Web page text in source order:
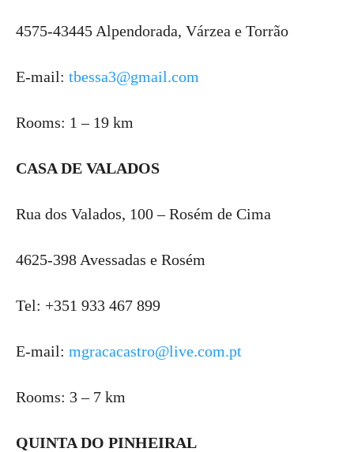
4575-43445 Alpendorada, Várzea e Torrão
E-mail: tbessa3@gmail.com
Rooms: 1 – 19 km
CASA DE VALADOS
Rua dos Valados, 100 – Rosém de Cima
4625-398 Avessadas e Rosém
Tel: +351 933 467 899
E-mail: mgracacastro@live.com.pt
Rooms: 3 – 7 km
QUINTA DO PINHEIRAL